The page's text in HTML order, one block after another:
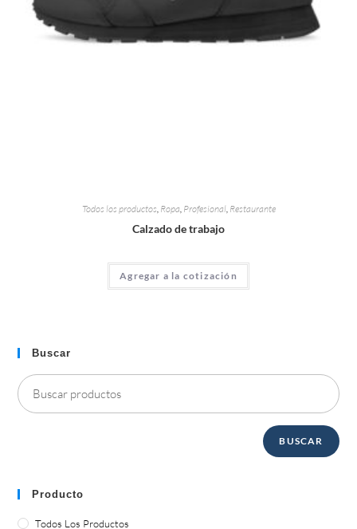
Todos los productos, Ropa, Profesional, Restaurante
Calzado de trabajo
Agregar a la cotización
Buscar
BUSCAR
Producto
Todos Los Productos